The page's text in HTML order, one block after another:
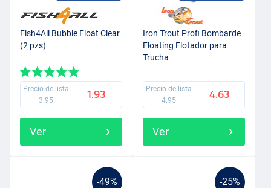
Fish4All Bubble Float Clear
(2 pzs)
Precio de lista
3.95
1.93
Ver
Iron Trout Profi Bombarde
Floating Flotador para
Trucha
Precio de lista
4.95
4.63
Ver
-49% -25%